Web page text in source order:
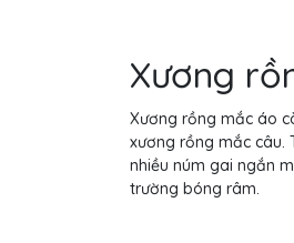
Xương
Xương rồng mắc áo
xương rồng mắc câu.
nhiều núm gai ngắn
trường bóng râm.